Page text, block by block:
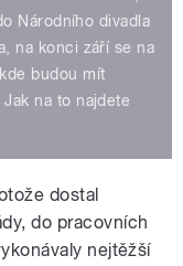
Národního divadla
na konci září se na
budou mít
na to najdete
dostal
do pracovních
nejtěžší